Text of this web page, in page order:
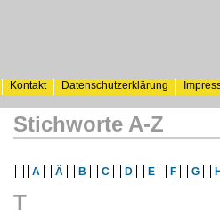
Kontakt Datenschutzerklärung
Stichworte A-Z
A Ä B C D E F G H
T